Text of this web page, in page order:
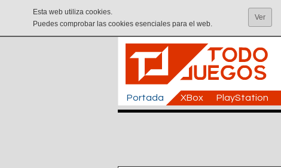
Esta web utiliza cookies.
Puedes comprobar las cookies esenciales para el web.
Ver
Portada XBox PlayStation